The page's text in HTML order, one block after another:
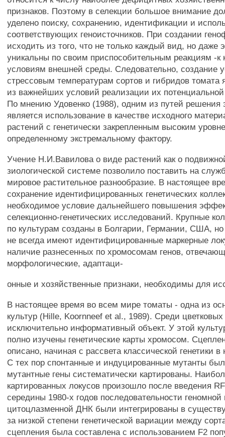
признаков. Поэтому в селекции большое внимание
уделено поиску, сохранению, идентификации и
соответствующих геноисточников. При создании
исходить из того, что не только каждый вид, но даже
уникальны по своим приспособительным реакциям -к
условиям внешней среды. Следовательно, создание
стрессовым температурам сортов и гибридов томата
из важнейших условий реализации их потенциальной
По мнению Удовенко (1988), одним из путей решения
является использование в качестве исходного
растений с генетически закрепленным высоким
определенному экстремальному фактору.
Учение Н.И.Вавилова о виде растений как о
зиологической системе позволило поставить на
мировое растительное разнообразие. В настоящее
сохранение идентифицированных генетических
необходимое условие дальнейшего повышения
селекционно-генетических исследований. Крупные
по культурам созданы в Болгарии, Германии, США, но
не всегда имеют идентифицированные маркерные
наличие разнесенных по хромосомам генов,
морфологические, адаптаци-
онные и хозяйственные признаки, необходимы для
В настоящее время во всем мире томаты - одна из
культур (Hille, Koornneef et al., 1989). Среди
исключительно информативный объект. У этой
полно изучены генетические карты хромосом.
описано, начиная с рассвета классической генетики в
С тех пор спонтанные и индуцированные мутанты
мутантные гены систематически картированы.
картированных локусов произошло после введения
середины 1980-х годов последовательности геномной
цитоцлазменной ДНК были интегрированы в
за низкой степени генетической вариации между
сцепления была составлена с использованием F2